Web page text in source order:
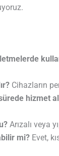
Cihazların
hizmet
Arızalı veya
mi? Evet,